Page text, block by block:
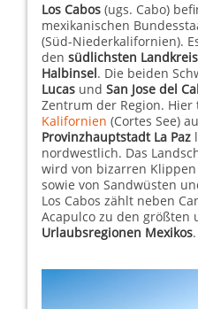
Los Cabos (ugs. Cabo)
mexikanischen
(Süd-Niederkalifornien).
densüdlichsten
Halbinsel. Die beiden
Lucas undSan Jose del
Zentrum der Region.
Kalifornien (Cortes See)
Provinzhauptstadt La Paz
nordwestlich. Das
wird von bizarren
sowie von Sandwüsten
Los Cabos zählt neben
Acapulco zu den größten
Urlaubsregionen Mexikos.